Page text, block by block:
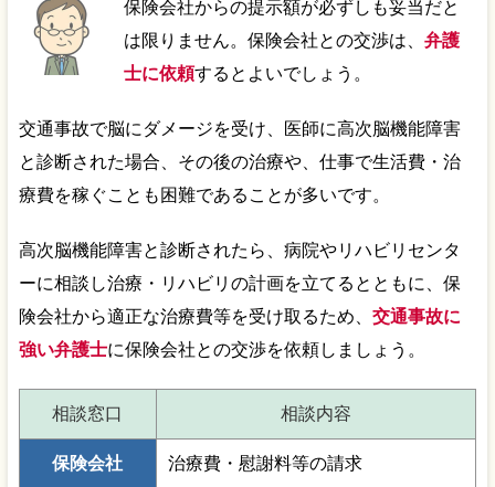
保険会社からの提示額が必ずしも妥当だと
は限りません。保険会社との交渉は、弁護
士に依頼するとよいでしょう。
交通事故で脳にダメージを受け、医師に高次脳機能障害
と診断された場合、その後の治療や、仕事で生活費・治
療費を稼ぐことも困難であることが多いです。
高次脳機能障害と診断されたら、病院やリハビリセンタ
ーに相談し治療・リハビリの計画を立てるとともに、保
険会社から適正な治療費等を受け取るため、 交通事故に
強い弁護士に保険会社との交渉を依頼しましょう。
相談窓口 相談内容
保険会社 治療費・慰謝料等の請求